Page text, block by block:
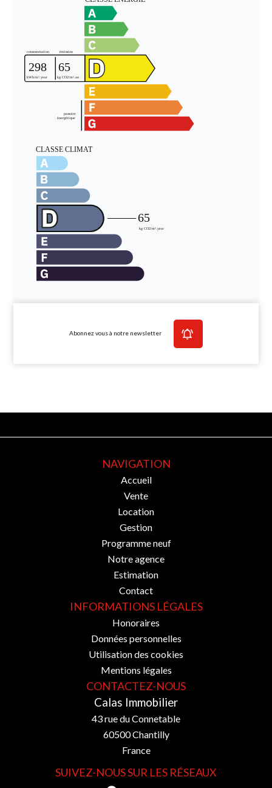
Abonnez vous à notre newsletter
NAVIGATION
Accueil
Vente
Location
Gestion
Programme neuf
Notre agence
Estimation
Contact
INFORMATIONS LÉGALES
Honoraires
Données personnelles
Utilisation des cookies
Mentions légales
CONTACTEZ-NOUS
Calas Immobilier
43 rue du Connetable
60500Chantilly
France
SUIVEZ-NOUS SUR LES RÉSEAUX